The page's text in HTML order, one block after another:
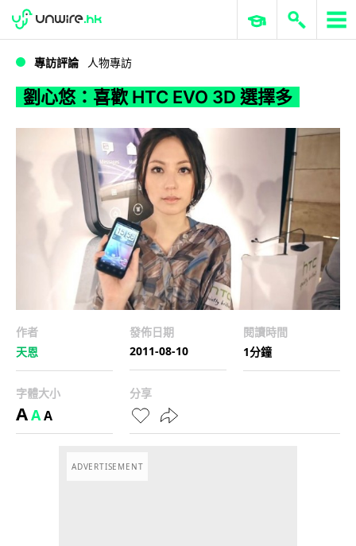
劉心悠：喜歡 HTC EVO 3D 選擇多
WWDC 2026 ERP 與商業 AI
專訪評論 人物專訪
劉心悠：喜歡 HTC EVO 3D 選擇多
作者
天恩
發佈日期
2011-08-10
閱讀時間
1分鐘
字體大小
AAA
分享
ADVERTISEMENT